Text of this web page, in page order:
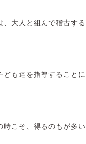
、大人と組んで稽古す
ども達を指導することに
時こそ、得るのもが多い